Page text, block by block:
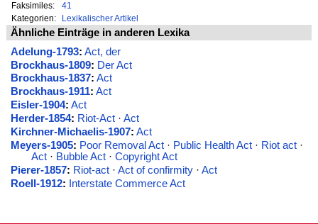
Faksimiles:
41
Kategorien:
Lexikalischer Artikel
Ähnliche Einträge in anderen Lexika
Adelung-1793: Act, der
Brockhaus-1809: Der Act
Brockhaus-1837: Act
Brockhaus-1911: Act
Eisler-1904: Act
Herder-1854: Riot-Act· Act
Kirchner-Michaelis-1907: Act
Meyers-1905: Poor Removal Act· Public Health Act· Riot act·
Act· Bubble Act· Copyright Act
Pierer-1857: Riot-act· Act of confirmity· Act
Roell-1912: Interstate Commerce Act